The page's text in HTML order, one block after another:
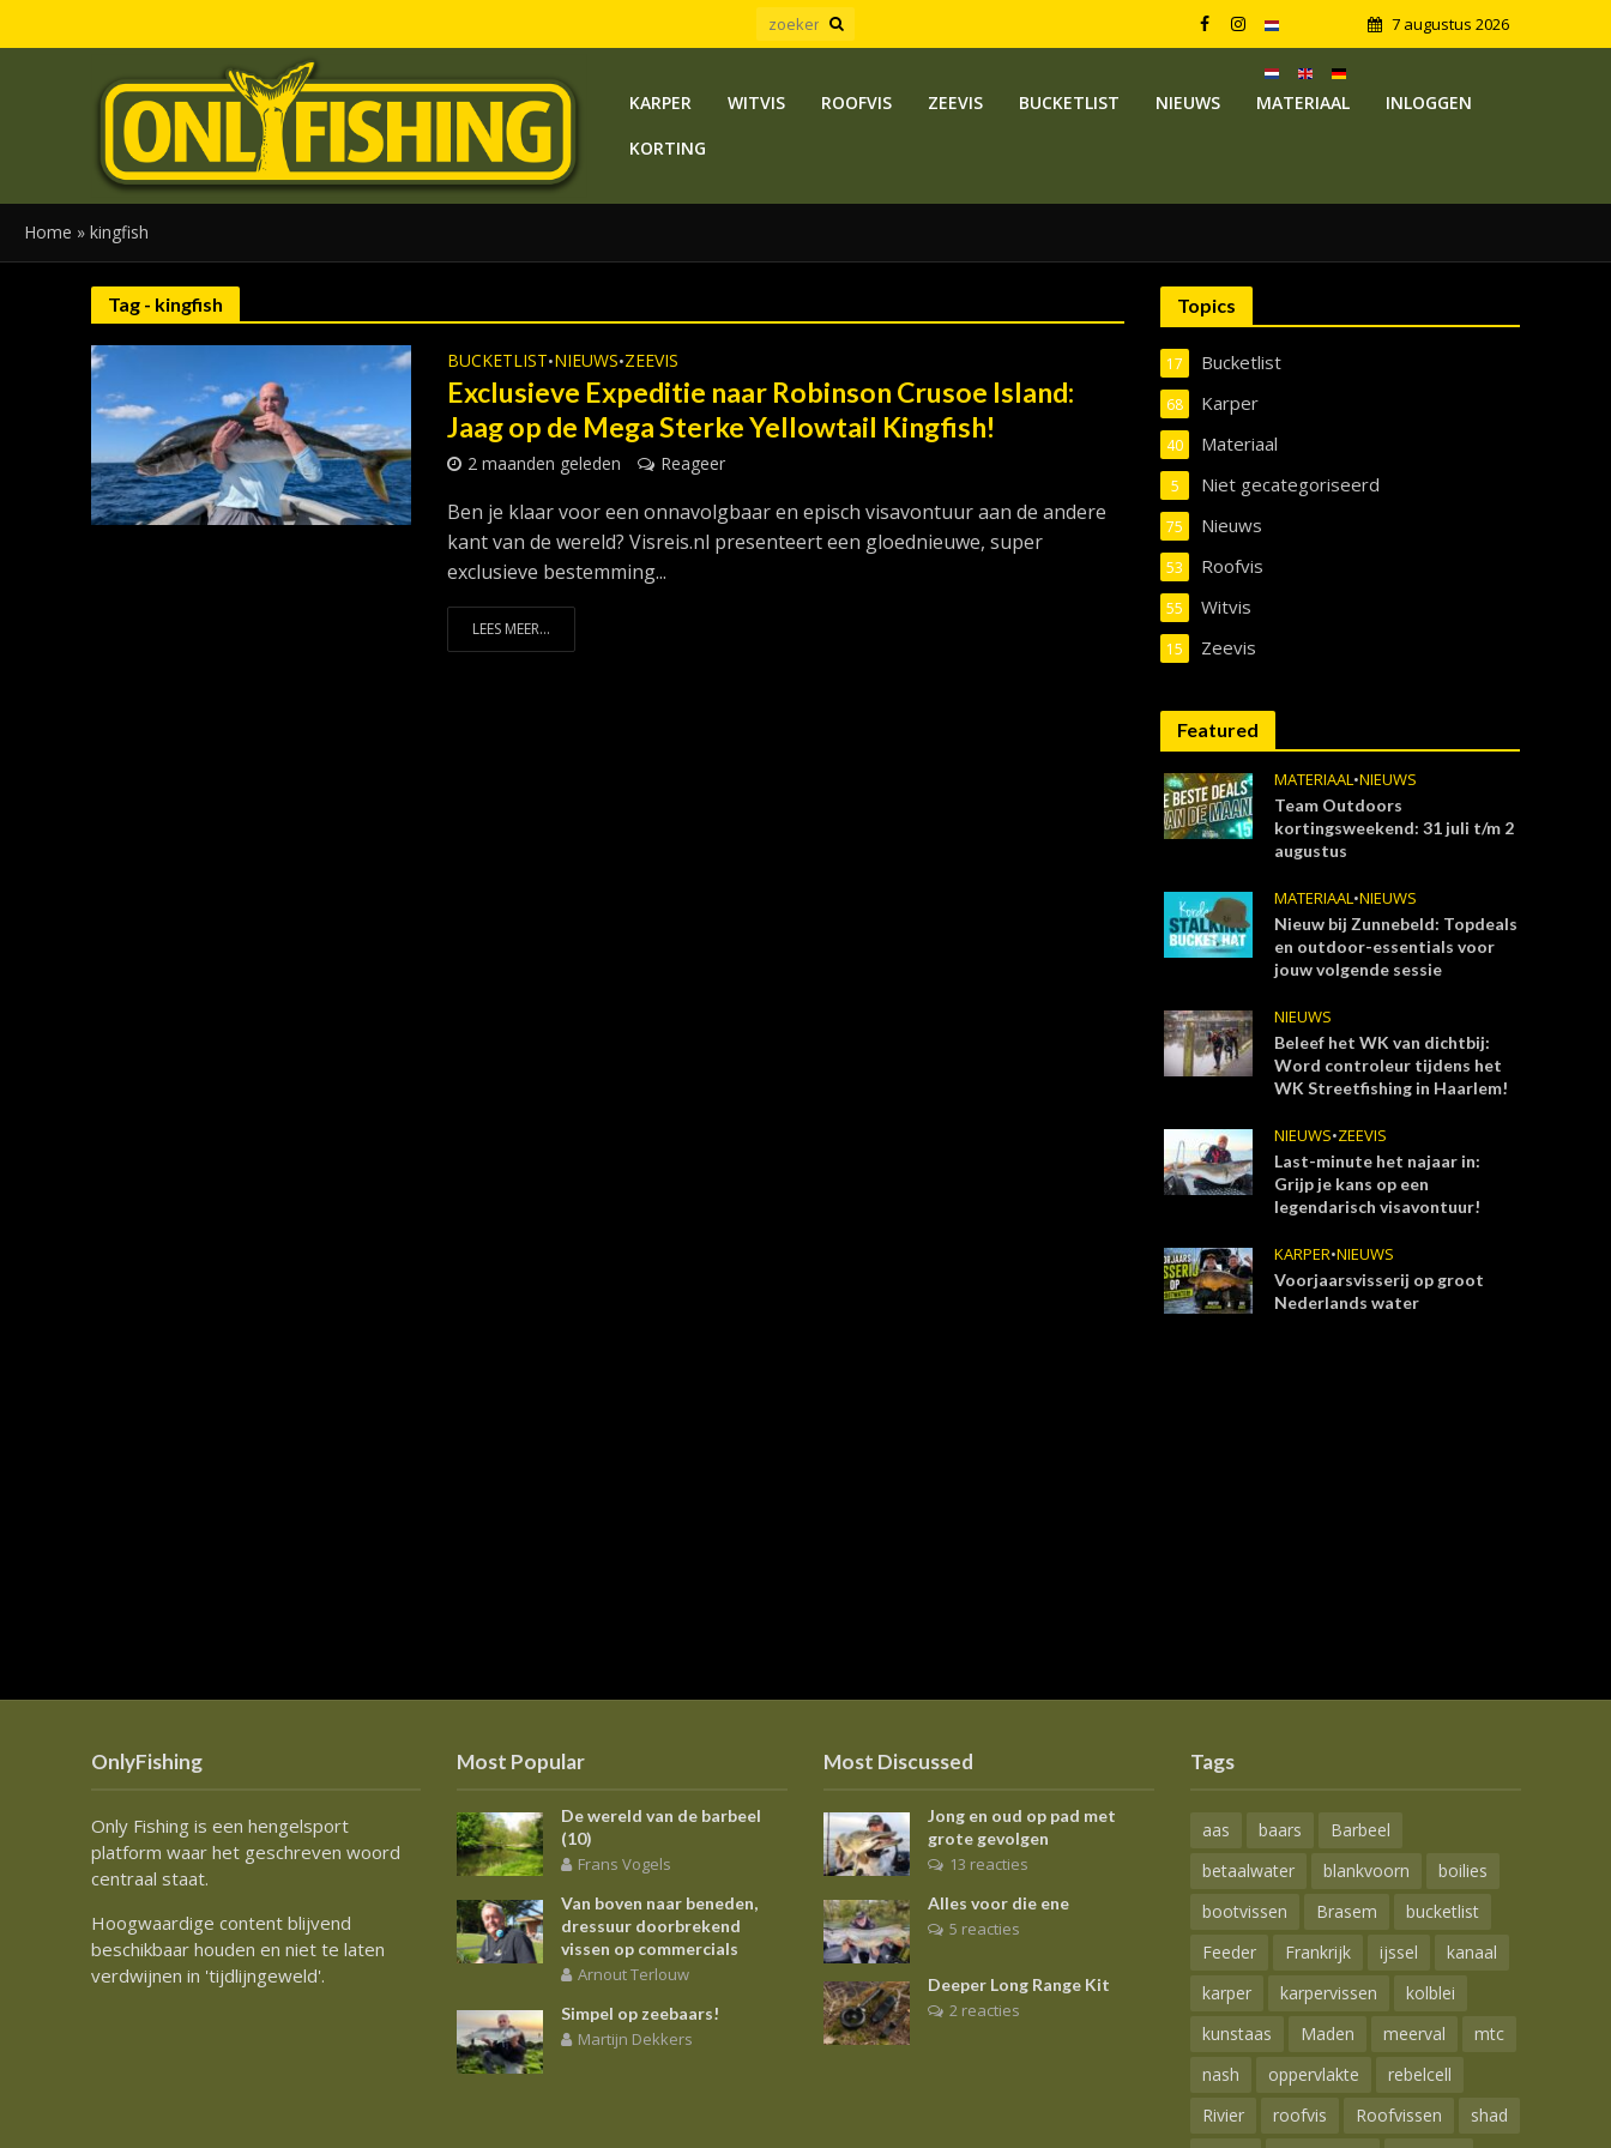
7 augustus 2026
KARPER WITVIS ROOFVIS ZEEVIS BUCKETLIST NIEUWS MATERIAAL
INLOGGEN
KORTING
Home » kingfish
Tag - kingfish
BUCKETLIST•NIEUWS•ZEEVIS
Exclusieve Expeditie naar Robinson Crusoe Island:
Jaag op de Mega Sterke Yellowtail Kingfish!
2 maanden geleden Reageer
Ben je klaar voor een onnavolgbaar en episch visavontuur aan de andere
kant van de wereld? Visreis.nl presenteert een gloednieuwe, super
exclusieve bestemming...
LEES MEER...
Topics
Bucketlist
17
Karper
68
Materiaal
40
Niet gecategoriseerd
5
Nieuws
75
Roofvis
53
Witvis
55
Zeevis
15
Featured
MATERIAAL•NIEUWS
Team Outdoors
kortingsweekend: 31 juli t/m 2
augustus
MATERIAAL•NIEUWS
Nieuw bij Zunnebeld: Topdeals
en outdoor-essentials voor
jouw volgende sessie
NIEUWS
Beleef het WK van dichtbij:
Word controleur tijdens het
WK Streetfishing in Haarlem!
NIEUWS•ZEEVIS
Last-minute het najaar in:
Grijp je kans op een
legendarisch visavontuur!
KARPER•NIEUWS
Voorjaarsvisserij op groot
Nederlands water
OnlyFishing
Only Fishing is een hengelsport
platform waar het geschreven woord
centraal staat.
Hoogwaardige content blijvend
beschikbaar houden en niet te laten
verdwijnen in 'tijdlijngeweld'.
Most Popular
De wereld van de barbeel
(10)
Frans Vogels
Van boven naar beneden,
dressuur doorbrekend
vissen op commercials
Arnout Terlouw
Simpel op zeebaars!
Martijn Dekkers
Most Discussed
Jong en oud op pad met
grote gevolgen
13 reacties
Alles voor die ene
5 reacties
Deeper Long Range Kit
2 reacties
Tags
aas baars
Barbeel
betaalwater
blankvoorn
boilies
bootvissen
Brasem
bucketlist
Feeder
Frankrijk ijssel
kanaal
karper
karpervissen
kolblei
kunstaas
Maden meerval
mtc
nash
oppervlakte
rebelcell
Rivier
roofvis Roofvissen
shad